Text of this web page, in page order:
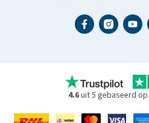
4.6uit 5 gebaseerd op